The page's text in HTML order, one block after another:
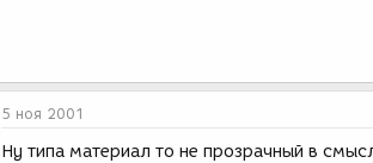
5 ноя 2001
Ну типа материал то не прозрачный в